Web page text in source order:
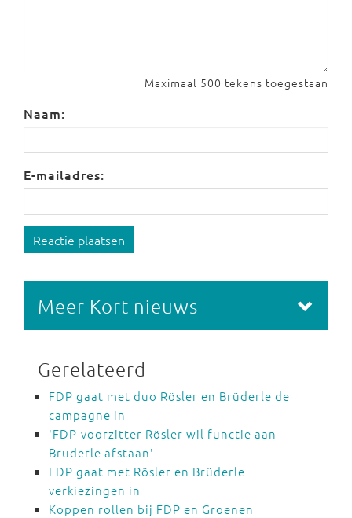
Maximaal 500 tekens toegestaan
Naam:
E-mailadres:
Reactie plaatsen
Meer Kort nieuws
Gerelateerd
FDP gaat met duo Rösler en Brüderle de
campagne in
'FDP-voorzitter Rösler wil functie aan
Brüderle afstaan'
FDP gaat met Rösler en Brüderle
verkiezingen in
Koppen rollen bij FDP en Groenen